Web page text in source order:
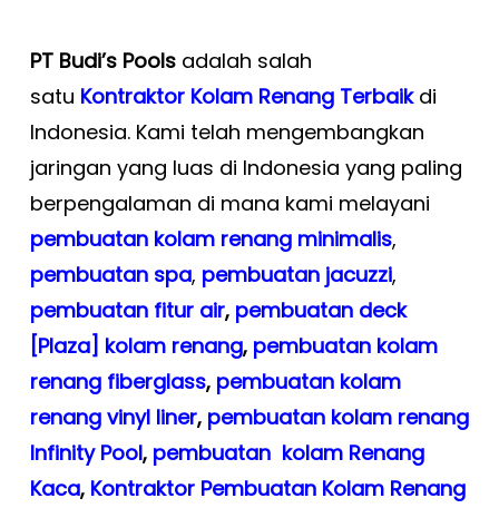
PT Budi’s Poolsadalah salah
satu Kontraktor Kolam Renang Terbaik di
Indonesia. Kami telah mengembangkan
jaringan yang luas di Indonesia yang paling
berpengalaman di mana kami melayani
pembuatan kolam renang minimalis,
pembuatan spa, pembuatan jacuzzi,
pembuatan fitur air, pembuatan deck
[Plaza] kolam renang, pembuatan kolam
renang fiberglass, pembuatan kolam
renang vinyl liner, pembuatan kolam renang
Infinity Pool, pembuatan kolam Renang
Kaca, Kontraktor Pembuatan Kolam Renang